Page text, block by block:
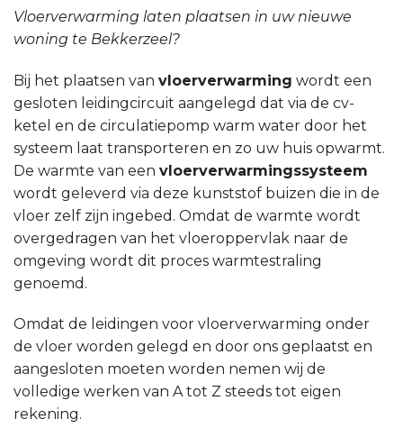
Vloerverwarming laten plaatsen in uw nieuwe
woning te Bekkerzeel?
Bij het plaatsen van vloerverwarming wordt een
gesloten leidingcircuit aangelegd dat via de cv-
ketel en de circulatiepomp warm water door het
systeem laat transporteren en zo uw huis opwarmt.
De warmte van een vloerverwarmingssysteem
wordt geleverd via deze kunststof buizen die in de
vloer zelf zijn ingebed. Omdat de warmte wordt
overgedragen van het vloeroppervlak naar de
omgeving wordt dit proces warmtestraling
genoemd.
Omdat de leidingen voor vloerverwarming onder
de vloer worden gelegd en door ons geplaatst en
aangesloten moeten worden nemen wij de
volledige werken van A tot Z steeds tot eigen
rekening.